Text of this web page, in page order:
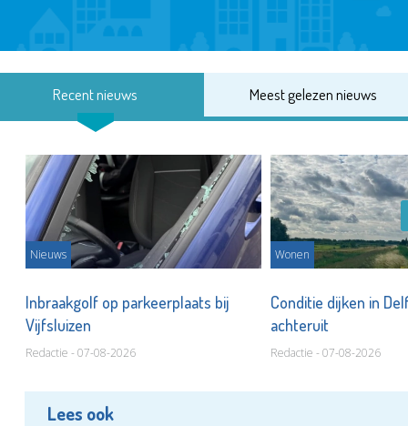
Recent nieuws Meest gelezen nieuws
Nieuws
Inbraakgolf op parkeerplaats bij
Vijfsluizen
Redactie - 07-08-2026
Wonen
Conditie dijken in
achteruit
Redactie - 07-08-2026
Lees ook